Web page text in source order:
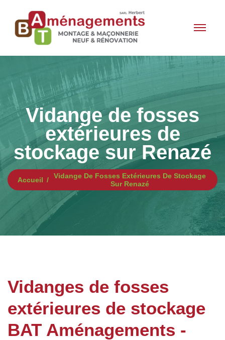
Vidange de fosses
extérieures de
stockage sur Renazé
Accueil
Vidange De Fosses Extérieures De Stockage
Sur Renazé
Vidanges de fosses
extérieures de stockage
BAT Aménagements -